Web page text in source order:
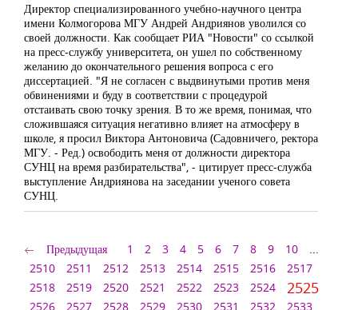
Директор специализированного учебно-научного центра
имени Колмогорова МГУ Андрей Андриянов уволился со
своей должности. Как сообщает РИА "Новости" со ссылкой
на пресс-службу университета, он ушел по собственному
желанию до окончательного решения вопроса с его
диссертацией. "Я не согласен с выдвинутыми против меня
обвинениями и буду в соответствии с процедурой
отстаивать свою точку зрения. В то же время, понимая, что
сложившаяся ситуация негативно влияет на атмосферу в
школе, я просил Виктора Антоновича (Садовничего, ректора
МГУ. - Ред.) освободить меня от должности директора
СУНЦ на время разбирательства", - цитирует пресс-служба
выступление Андриянова на заседании ученого совета
СУНЦ.
Предыдущая 1 2 3 4 5 6 7 8 9 10
...
2510
2511 2512 2513 2514 2515 2516
2517
2518
2519 2520 2521 2522 2523 2524 2525
2526 2527 2528 2529 2530 2531 2532
2533